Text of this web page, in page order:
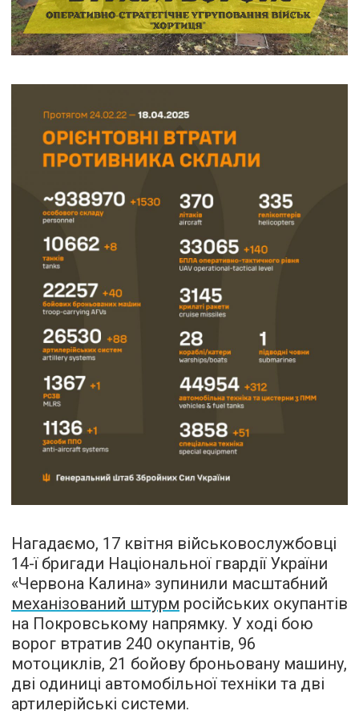
Нагадаємо, 17 квітня військовослужбовці
14-ї бригади Національної гвардії України
«Червона Калина» зупинили масштабний
механізований штурм російських окупантів
на Покровському напрямку. У ході бою
ворог втратив 240 окупантів, 96
мотоциклів, 21 бойову броньовану машину,
дві одиниці автомобільної техніки та дві
артилерійські системи.